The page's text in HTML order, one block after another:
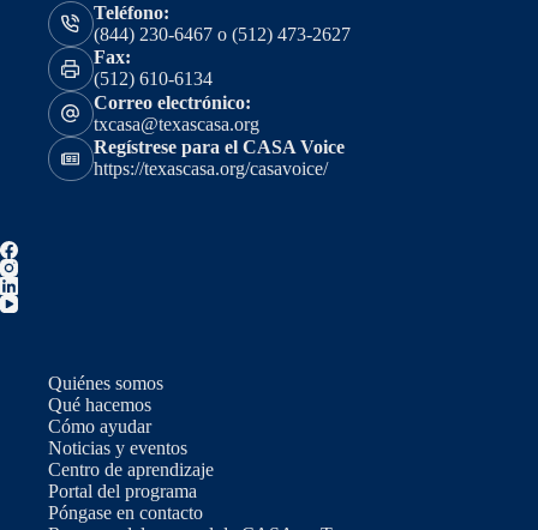
Teléfono:
(844) 230-6467 o (512) 473-2627
Fax:
(512) 610-6134
Correo electrónico:
txcasa@texascasa.org
Regístrese para el CASA Voice
https://texascasa.org/casavoice/
Quiénes somos
Qué hacemos
Cómo ayudar
Noticias y eventos
Centro de aprendizaje
Portal del programa
Póngase en contacto